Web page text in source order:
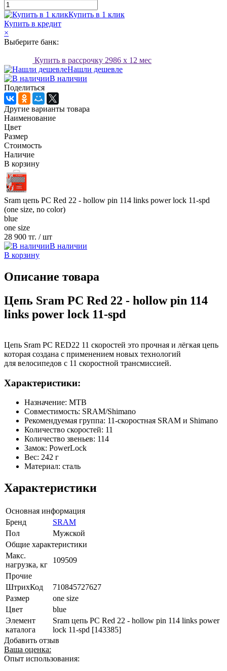
Купить в 1 клик
Купить в кредит
×
Выберите банк:
Купить в рассрочку 2986 x 12 мес
Нашли дешевле
В наличии
Поделиться
Другие варианты товара
Наименование
Цвет
Размер
Стоимость
Наличие
В корзину
Sram цепь PC Red 22 - hollow pin 114 links power lock 11-spd
(one size, no color)
blue
one size
28 900 тг. / шт
В наличии
В корзину
Описание товара
Цепь Sram PC Red 22 - hollow pin 114
links power lock 11-spd
Цепь Sram PC RED22 11 скоростей это прочная и лёгкая цепь
которая создана с применением новых технологий
для велосипедов с 11 скоростной трансмиссией.
Характеристики:
Назначение: MTB
Совместимость: SRAM/Shimano
Рекомендуемая группа: 11-скоростная SRAM и Shimano
Количество скоростей: 11
Количество звеньев: 114
Замок: PowerLock
Вес: 242 г
Материал: сталь
Характеристики
Основная информация
Бренд
SRAM
Пол
Мужской
Общие характеристики
Макс.
нагрузка, кг
109509
Прочие
ШтрихКод
710845727627
Размер
one size
Цвет
blue
Элемент
каталога
Sram цепь PC Red 22 - hollow pin 114 links power
lock 11-spd [143385]
Добавить отзыв
Ваша оценка:
Опыт использования: